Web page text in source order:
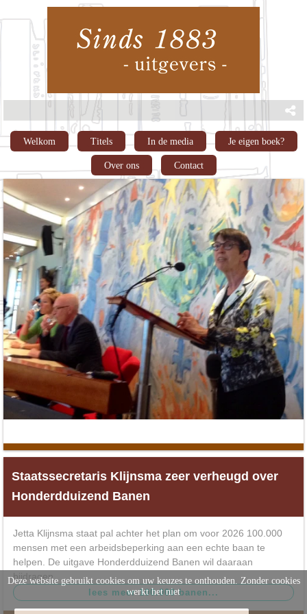
Welkom Titels In de media Je eigen boek?
Over ons Contact
Staatssecretaris Klijnsma zeer verheugd over
Honderdduizend Banen
Jetta Klijnsma staat pal achter het plan om voor 2026 100.000
mensen met een arbeidsbeperking aan een echte baan te
helpen. De uitgave Honderdduizend Banen wil daaraan
bijdragen.
Deze website gebruikt cookies om uw keuzes te onthouden. Zonder cookies
werkt het niet